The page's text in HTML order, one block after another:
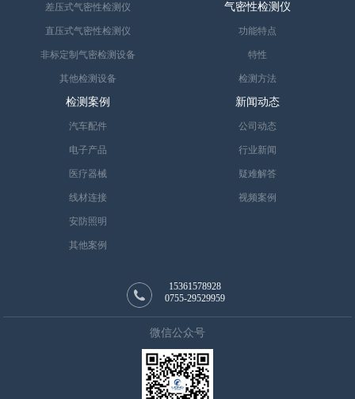
差压式气密性检测仪
直压式气密性检测仪
非标定制气密检测设备
其他检测设备
气密性检测仪
功能特点
特性
检测方法
检测案例
汽车配件
电子产品
医疗器械
线材连接
安防照明
其他案例
新闻动态
公司动态
行业新闻
疑难解答
视频案例
15361578928
0755-29529959
微信公众号